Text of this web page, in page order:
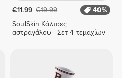
€11.99 €19.99
40%
SoulSkin Κάλτσες
αστραγάλου - Σετ 4 τεμαχίων